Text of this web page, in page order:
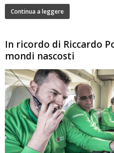
Continua a leggere
In ricordo di Riccardo
mondi nascosti